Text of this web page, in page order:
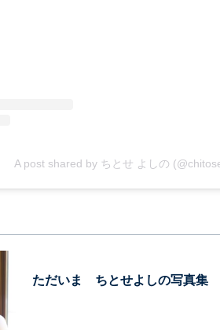
A post shared by ちとせ よしの
ただいま ちとせよしの写真集